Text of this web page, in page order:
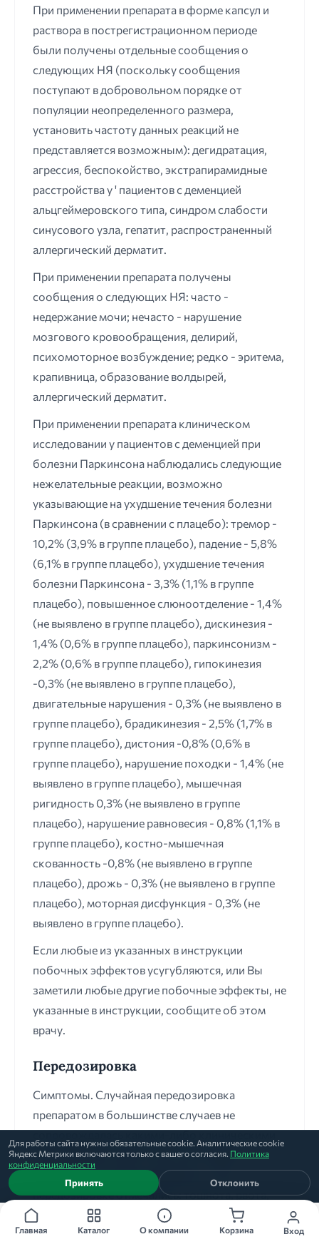
Для работы сайта нужны обязательные cookie. Аналитические cookie
Яндекс Метрики включаются только с вашего согласия. Политика
конфиденциальности
Принять Отклонить
При применении препарата в форме капсул и
раствора в пострегистрационном периоде
были получены отдельные сообщения о
следующих НЯ (поскольку сообщения
поступают в добровольном порядке от
популяции неопределенного размера,
установить частоту данных реакций не
представляется возможным): дегидратация,
агрессия, беспокойство, экстрапирамидные
расстройства у ' пациентов с деменцией
альцгеймеровского типа, синдром слабости
синусового узла, гепатит, распространенный
аллергический дерматит.
При применении препарата получены
сообщения о следующих НЯ: часто -
недержание мочи; нечасто - нарушение
мозгового кровообращения, делирий,
психомоторное возбуждение; редко - эритема,
крапивница, образование волдырей,
аллергический дерматит.
При применении препарата клиническом
исследовании у пациентов с деменцией при
болезни Паркинсона наблюдались следующие
нежелательные реакции, возможно
указывающие на ухудшение течения болезни
Паркинсона (в сравнении с плацебо): тремор -
10,2% (3,9% в группе плацебо), падение - 5,8%
(6,1% в группе плацебо), ухудшение течения
болезни Паркинсона - 3,3% (1,1% в группе
плацебо), повышенное слюноотделение - 1,4%
(не выявлено в группе плацебо), дискинезия -
1,4% (0,6% в группе плацебо), паркинсонизм -
2,2% (0,6% в группе плацебо), гипокинезия
-0,3% (не выявлено в группе плацебо),
двигательные нарушения - 0,3% (не выявлено в
группе плацебо), брадикинезия - 2,5% (1,7% в
группе плацебо), дистония -0,8% (0,6% в
группе плацебо), нарушение походки - 1,4% (не
выявлено в группе плацебо), мышечная
ригидность 0,3% (не выявлено в группе
плацебо), нарушение равновесия - 0,8% (1,1% в
группе плацебо), костно-мышечная
скованность -0,8% (не выявлено в группе
плацебо), дрожь - 0,3% (не выявлено в группе
плацебо), моторная дисфункция - 0,3% (не
выявлено в группе плацебо).
Если любые из указанных в инструкции
побочных эффектов усугубляются, или Вы
заметили любые другие побочные эффекты, не
указанные в инструкции, сообщите об этом
врачу.
Передозировка
Симптомы. Случайная передозировка
препаратом в большинстве случаев не
сопровождалась какими-либо клиническими
проявлениями; практически все пациенты
продолжали лечение препаратом. При
передозировке отмечались: тошнота, рвота,
диарея, боль в животе, головокружение,
тремор, головная боль, сонливость,
Главная Каталог О компании Корзина Вход